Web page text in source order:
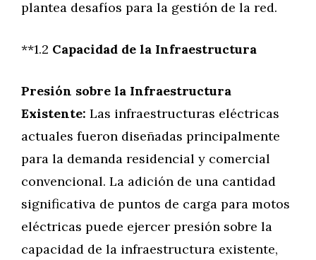
plantea desafíos para la gestión de la red.
**1.2 Capacidad de la Infraestructura
Presión sobre la Infraestructura
Existente: Las infraestructuras eléctricas
actuales fueron diseñadas principalmente
para la demanda residencial y comercial
convencional. La adición de una cantidad
significativa de puntos de carga para motos
eléctricas puede ejercer presión sobre la
capacidad de la infraestructura existente,